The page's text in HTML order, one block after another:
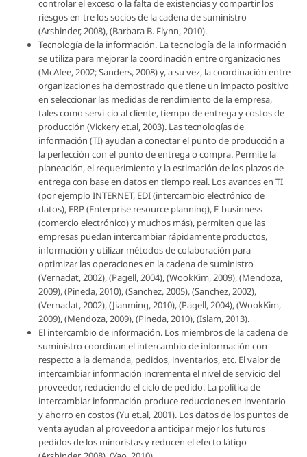
controlar el exceso o la falta de existencias y compartir los
riesgos en-tre los socios de la cadena de suministro
(Arshinder, 2008), (Barbara B. Flynn, 2010).
Tecnología de la información. La tecnología de la información
se utiliza para mejorar la coordinación entre organizaciones
(McAfee, 2002; Sanders, 2008) y, a su vez, la coordinación entre
organizaciones ha demostrado que tiene un impacto positivo
en seleccionar las medidas de rendimiento de la empresa,
tales como servi-cio al cliente, tiempo de entrega y costos de
producción (Vickery et.al, 2003). Las tecnologías de
información (TI) ayudan a conectar el punto de producción a
la perfección con el punto de entrega o compra. Permite la
planeación, el requerimiento y la estimación de los plazos de
entrega con base en datos en tiempo real. Los avances en TI
(por ejemplo INTERNET, EDI (intercambio electrónico de
datos), ERP (Enterprise resource planning), E-businness
(comercio electrónico) y muchos más), permiten que las
empresas puedan intercambiar rápidamente productos,
información y utilizar métodos de colaboración para
optimizar las operaciones en la cadena de suministro
(Vernadat, 2002), (Pagell, 2004), (WookKim, 2009), (Mendoza,
2009), (Pineda, 2010), (Sanchez, 2005), (Sanchez, 2002),
(Vernadat, 2002), (Jianming, 2010), (Pagell, 2004), (WookKim,
2009), (Mendoza, 2009), (Pineda, 2010), (Islam, 2013).
El intercambio de información. Los miembros de la cadena de
suministro coordinan el intercambio de información con
respecto a la demanda, pedidos, inventarios, etc. El valor de
intercambiar información incrementa el nivel de servicio del
proveedor, reduciendo el ciclo de pedido. La política de
intercambiar información produce reducciones en inventario
y ahorro en costos (Yu et.al, 2001). Los datos de los puntos de
venta ayudan al proveedor a anticipar mejor los futuros
pedidos de los minoristas y reducen el efecto látigo